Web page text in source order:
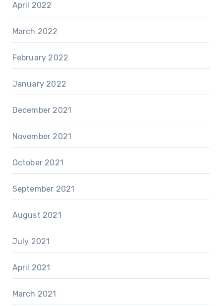
April 2022
March 2022
February 2022
January 2022
December 2021
November 2021
October 2021
September 2021
August 2021
July 2021
April 2021
March 2021